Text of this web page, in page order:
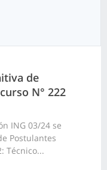
de
N° 222
ING 03/24 se
Postulantes
Técnico...